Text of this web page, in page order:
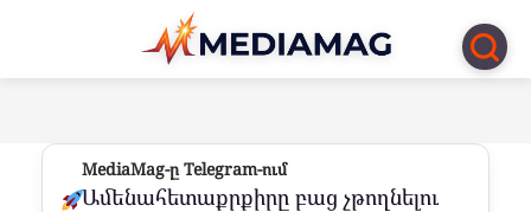
Перейти
контенту
MediaMag-ը Telegram-ում
Ամենահետաքրքիրը բաց չթողնելու